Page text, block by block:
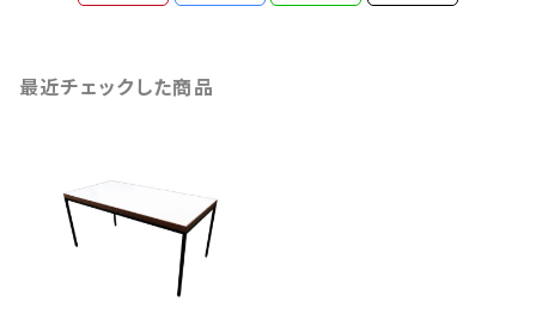
最近チェックした商品